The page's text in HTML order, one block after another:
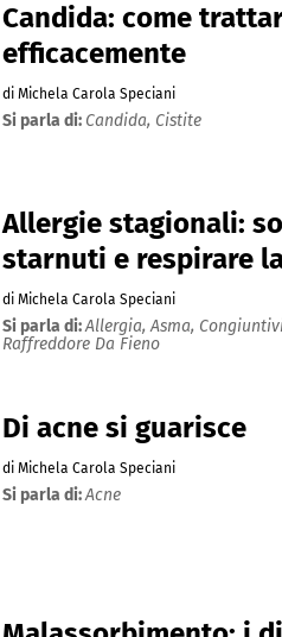
Candida: come
efficacemente
di Michela Carola Speciani
Si parla di: Candida, Cistite
Allergie stagionali:
starnuti e respirare
di Michela Carola Speciani
Si parla di:Allergia,Asma,
Raffreddore Da Fieno
Di acne si guarisce
di Michela Carola Speciani
Si parla di:Acne